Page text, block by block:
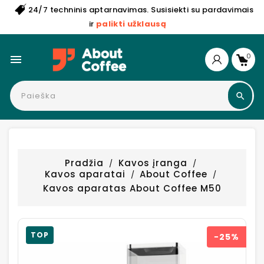
24/7 techninis aptarnavimas. Susisiekti su pardavimais
ir palikti užklausą
 0
Pradžia
Kavos įranga
Kavos aparatai
About Coffee
Kavos aparatas About Coffee M50
−25%
TOP